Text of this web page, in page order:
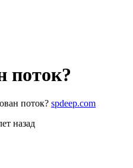
поток?
поток? spdeep.com
назад